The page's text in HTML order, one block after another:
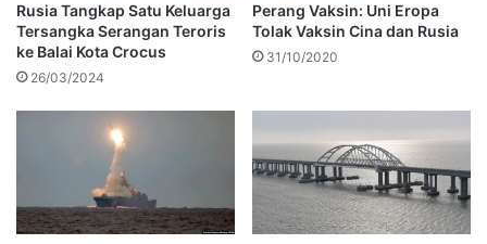
Rusia Tangkap Satu Keluarga
Tersangka Serangan Teroris
ke Balai Kota Crocus
26/03/2024
Perang Vaksin: Uni Eropa
Tolak Vaksin Cina dan Rusia
31/10/2020